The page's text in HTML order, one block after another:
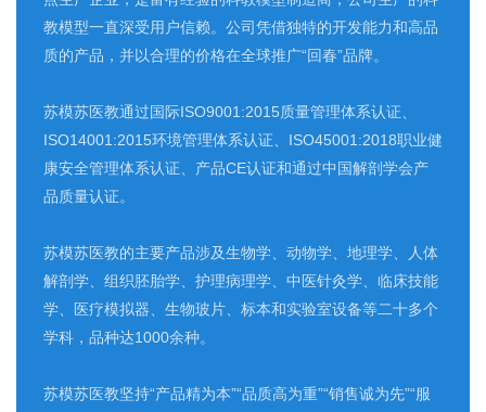
教模型一直深受用户信赖。公司凭借独特的开发能力和高品
质的产品，并以合理的价格在全球推广“回春”品牌。
苏模苏医教通过国际ISO9001:2015质量管理体系认证、
ISO14001:2015环境管理体系认证、ISO45001:2018职业健
康安全管理体系认证、产品CE认证和通过中国解剖学会产
品质量认证。
苏模苏医教的主要产品涉及生物学、动物学、地理学、人体
解剖学、组织胚胎学、护理病理学、中医针灸学、临床技能
学、医疗模拟器、生物玻片、标本和实验室设备等二十多个
学科，品种达1000余种。
苏模苏医教坚持“产品精为本”“品质高为重”“销售诚为先”“服